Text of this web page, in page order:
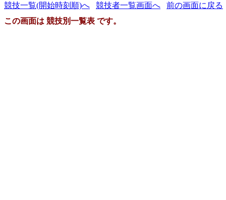
競技一覧(開始時刻順)へ 競技者一覧画面へ
前の画面に戻る
この画面は 競技別一覧表 です。